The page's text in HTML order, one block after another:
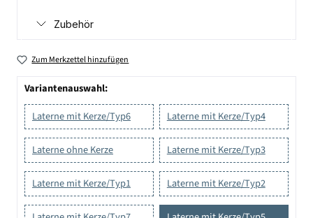
Zubehör
Zum Merkzettel hinzufügen
Variantenauswahl:
Laterne mit Kerze/Typ6
Laterne mit Kerze/Typ4
Laterne ohne Kerze Laterne mit Kerze/Typ3
Laterne mit Kerze/Typ1 Laterne mit Kerze/Typ2